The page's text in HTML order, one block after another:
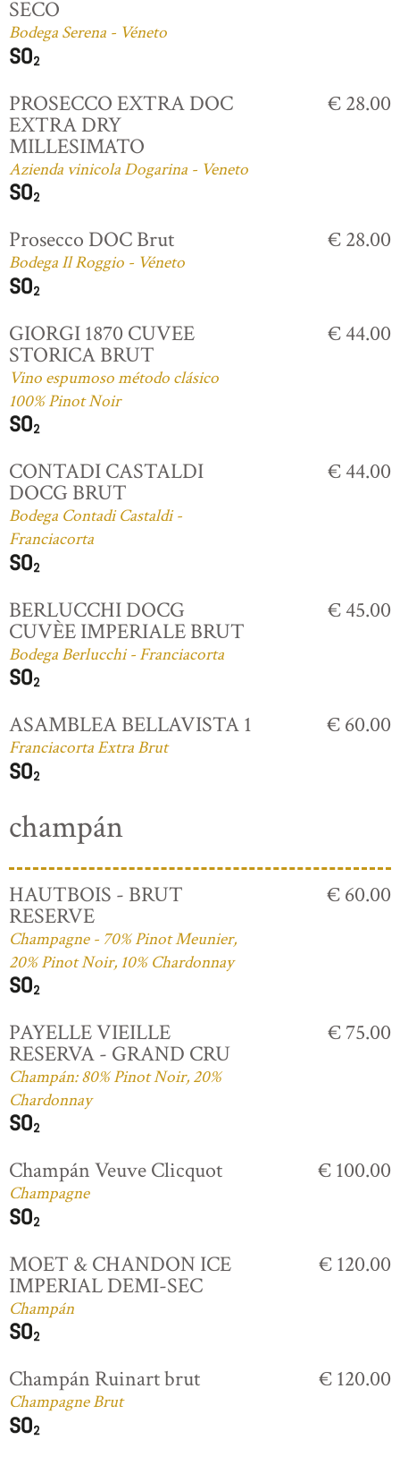
SECO
Bodega Serena - Véneto
PROSECCO EXTRA DOC
EXTRA DRY
MILLESIMATO
Azienda vinicola Dogarina - Veneto
€ 28.00
Prosecco DOC Brut
Bodega Il Roggio - Véneto
€ 28.00
GIORGI 1870 CUVEE
STORICA BRUT
Vino espumoso método clásico
100% Pinot Noir
€ 44.00
CONTADI CASTALDI
DOCG BRUT
Bodega Contadi Castaldi -
Franciacorta
€ 44.00
BERLUCCHI DOCG
CUVÈE IMPERIALE BRUT
Bodega Berlucchi - Franciacorta
€ 45.00
ASAMBLEA BELLAVISTA 1
Franciacorta Extra Brut
€ 60.00
champán
HAUTBOIS - BRUT
RESERVE
Champagne - 70% Pinot Meunier,
20% Pinot Noir, 10% Chardonnay
€ 60.00
PAYELLE VIEILLE
RESERVA - GRAND CRU
Champán: 80% Pinot Noir, 20%
Chardonnay
€ 75.00
Champán Veuve Clicquot
Champagne
€ 100.00
MOET & CHANDON ICE
IMPERIAL DEMI-SEC
Champán
€ 120.00
Champán Ruinart brut
Champagne Brut
€ 120.00